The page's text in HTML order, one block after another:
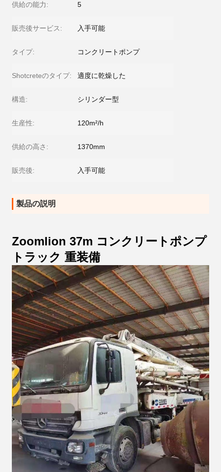
供給の能力: 5
販売後サービス: 入手可能
タイプ: コンクリートポンプ
Shotcreteのタイプ: 適度に乾燥した
構造: シリンダー型
生産性: 120m²/h
供給の高さ: 1370mm
販売後: 入手可能
製品の説明
Zoomlion 37m コンクリートポンプ
トラック 重装備